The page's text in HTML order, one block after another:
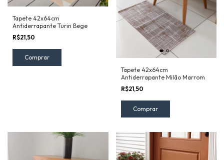
Tapete 42x64cm
Antiderrapante Turin Bege
R$21,50
Tapete 42x64cm
Antiderrapante Milão Marrom
R$21,50